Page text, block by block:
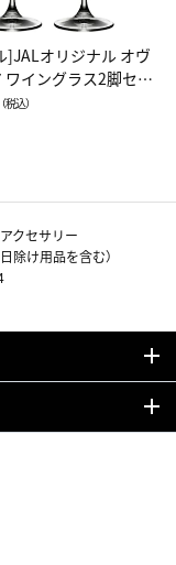
]JALオリジナル オヴ
ワイングラス2脚セッ
ワイン）
（税込）
クセサリー
除け用品を含む）